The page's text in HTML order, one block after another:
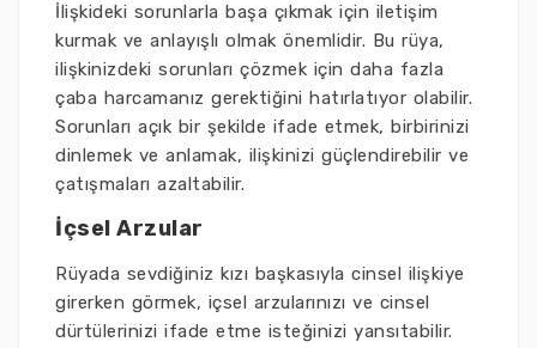
İlişkideki sorunlarla başa çıkmak için iletişim
kurmak ve anlayışlı olmak önemlidir. Bu rüya,
ilişkinizdeki sorunları çözmek için daha fazla
çaba harcamanız gerektiğini hatırlatıyor olabilir.
Sorunları açık bir şekilde ifade etmek, birbirinizi
dinlemek ve anlamak, ilişkinizi güçlendirebilir ve
çatışmaları azaltabilir.
İçsel Arzular
Rüyada sevdiğiniz kızı başkasıyla cinsel ilişkiye
girerken görmek, içsel arzularınızı ve cinsel
dürtülerinizi ifade etme isteğinizi yansıtabilir.